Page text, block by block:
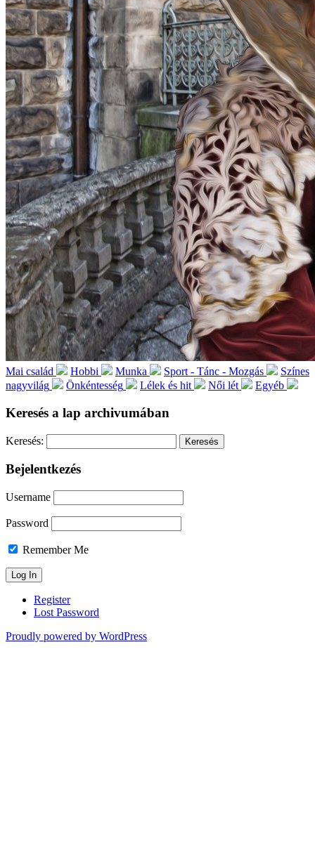
Mai család Hobbi Munka Sport - Tánc - Mozgás
Színes
nagyvilág
Önkéntesség Lélek és hit Női lét Egyéb
Keresés a lap archivumában
Keresés:
Bejelentkezés
Username
Password
Remember Me
Register
Lost Password
Proudly powered by WordPress